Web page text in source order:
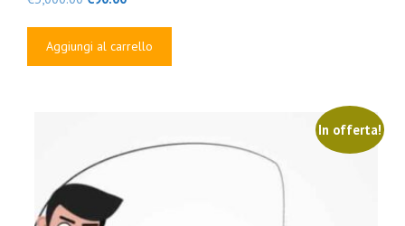
era:
è:
Aggiungi al carrello
In offerta!